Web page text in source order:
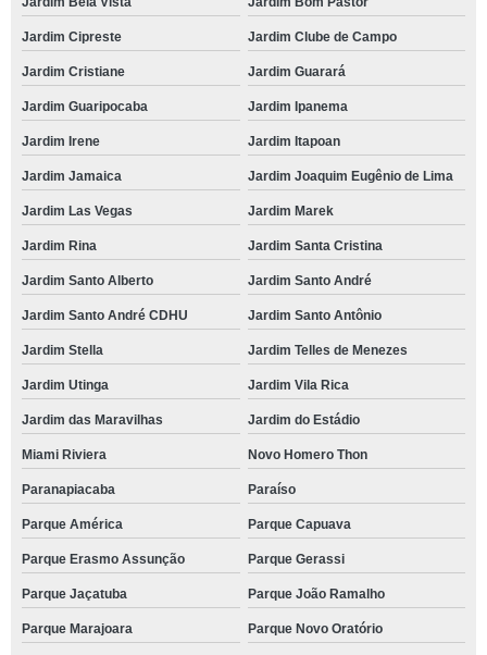
Jardim Cipreste Jardim Clube de Campo
Jardim Cristiane Jardim Guarará
Jardim Guaripocaba Jardim Ipanema
Jardim Irene Jardim Itapoan
Jardim Jamaica Jardim Joaquim Eugênio de Lima
Jardim Las Vegas Jardim Marek
Jardim Rina Jardim Santa Cristina
Jardim Santo Alberto Jardim Santo André
Jardim Santo André CDHU Jardim Santo Antônio
Jardim Stella Jardim Telles de Menezes
Jardim Utinga Jardim Vila Rica
Jardim das Maravilhas Jardim do Estádio
Miami Riviera Novo Homero Thon
Paranapiacaba Paraíso
Parque América Parque Capuava
Parque Erasmo Assunção Parque Gerassi
Parque Jaçatuba Parque João Ramalho
Parque Marajoara Parque Novo Oratório